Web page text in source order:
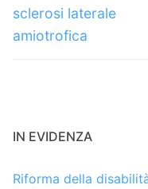
sclerosi laterale
amiotrofica
IN EVIDENZA
Riforma della